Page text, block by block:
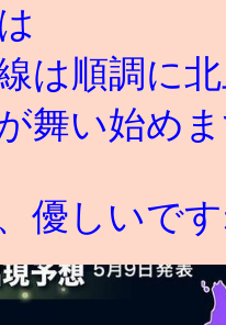
は順調に
舞い始め
優しいで